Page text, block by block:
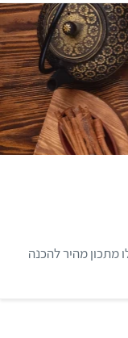
קפה רבים). אם
אוהבים קמח חומוס,
אותו בקמח
שחלק מוצאים אותו
ניתן להשיג
וקמח עדשים
בחנויות טבע
של מזון הודי. חביתת
מתכון מהיר להכנה